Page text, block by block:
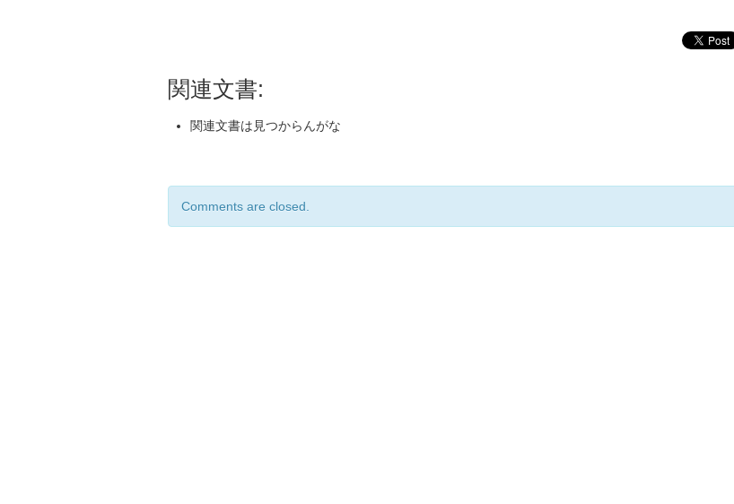
関連文書:
関連文書は見つからんがな
Comments are closed.